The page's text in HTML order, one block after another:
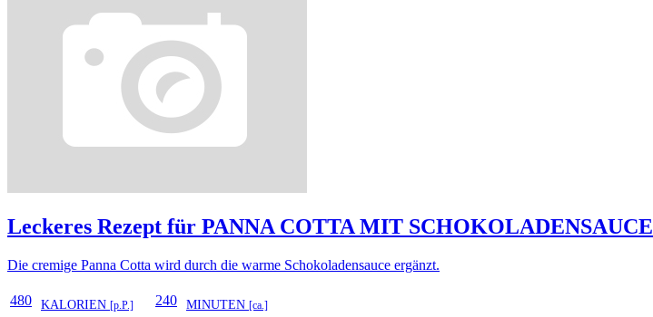
Leckeres Rezept für PANNA COTTA MIT SCHOKOLADENSAUCE
Die cremige Panna Cotta wird durch die warme Schokoladensauce ergänzt.
480 KALORIEN [p.P.] 240 MINUTEN [ca.]